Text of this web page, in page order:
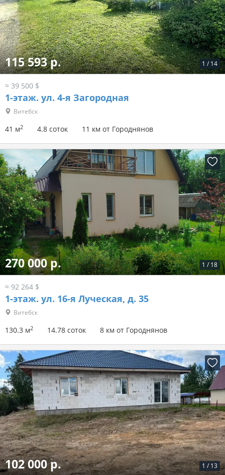
1 / 14
115 593 р.
≈ 39 500 $
1-этаж. ул. 4-я Загородная
Витебск
41 м2 4.8 соток 11 км от Городнянов
1 / 18
270 000 р.
≈ 92 264 $
1-этаж. ул. 16-я Луческая, д. 35
Витебск
130.3 м2 14.78 соток 8 км от Городнянов
1 / 13
102 000 р.